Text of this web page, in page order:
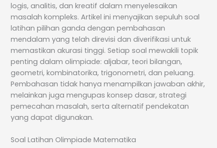
logis, analitis, dan kreatif dalam menyelesaikan
masalah kompleks. Artikel ini menyajikan sepuluh soal
latihan pilihan ganda dengan pembahasan
mendalam yang telah direvisi dan diverifikasi untuk
memastikan akurasi tinggi. Setiap soal mewakili topik
penting dalam olimpiade: aljabar, teori bilangan,
geometri, kombinatorika, trigonometri, dan peluang.
Pembahasan tidak hanya menampilkan jawaban akhir,
melainkan juga mengupas konsep dasar, strategi
pemecahan masalah, serta alternatif pendekatan
yang dapat digunakan.
Soal Latihan Olimpiade Matematika